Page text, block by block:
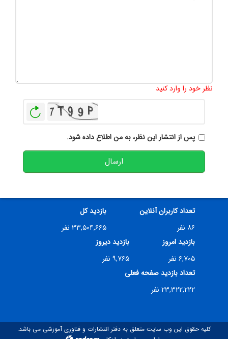
نظر خود را وارد کنید
پس از انتشار این نظر، به من اطلاع داده شود.
ارسال
تعداد کاربران آنلاین
۸۶ نفر
بازدید کل
۳۳,۵۰۴,۶۶۵ نفر
بازدید امروز
۶,۷۰۵ نفر
بازدید دیروز
۹,۷۶۵ نفر
تعداد بازدید صفحه فعلی
۲۳,۳۲۲,۲۲۲ نفر
کلیه حقوق این وب سایت متعلق به دفتر انتشارات و فناوری آموزشی می باشد.